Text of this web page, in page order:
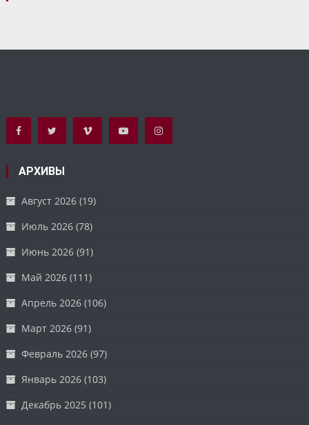
АРХИВЫ
Август 2026 (19)
Июль 2026 (78)
Июнь 2026 (91)
Май 2026 (111)
Апрель 2026 (106)
Март 2026 (91)
Февраль 2026 (97)
Январь 2026 (103)
Декабрь 2025 (101)